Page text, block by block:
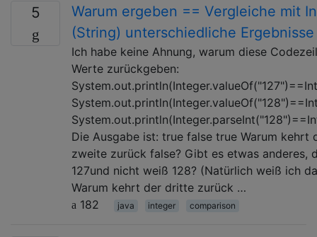
5
Warum ergeben == Vergleiche mit
(String) unterschiedliche
Ich habe keine Ahnung, warum diese
Werte zurückgeben:
Die Ausgabe ist: true false true Warum kehrt
zweite zurück false? Gibt es etwas anderes,
127und nicht weiß 128? (Natürlich weiß ich
Warum kehrt der dritte zurück …
182
java integer comparison